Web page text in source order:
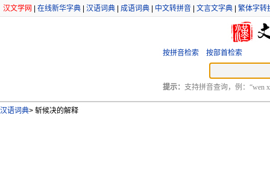
汉文学网 在线新华字典 汉语词典 成语词典 中文转拼音 文言文字典 繁体字转
按拼音检索 按部首检索
提示： 支持拼音查询，例：“wen
汉语词典> 斩候决的解释